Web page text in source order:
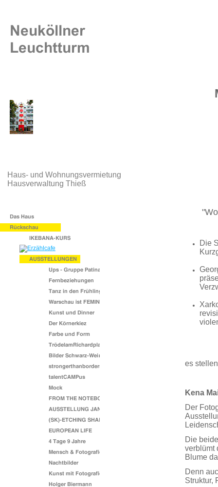
Haus- und Wohnungsvermietung
Hausverwaltung Thieß
Die
es
Kena
Der
Die
verblümt
Blume
Denn
Struktur,